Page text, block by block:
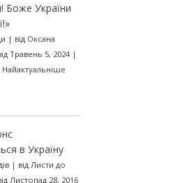
Боже України
| від Оксана
Травень 5, 2024|
Найактуальніше
в Україну
| від Листи до
Листопад 28, 2016